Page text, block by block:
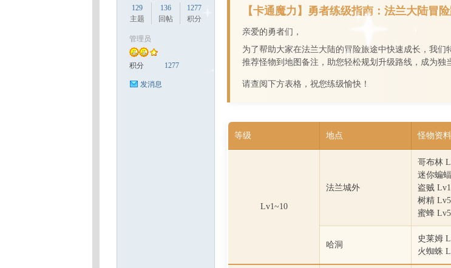
129
主题
136
回帖
1277
积分
管理员
积分 1277
发消息
【卡通魔力】勇者练级指南：法兰大陆冒险
亲爱的勇者们，
为了帮助大家在法兰大陆的冒险旅途中快速成长，我
推荐怪物到地图备注，助您轻松规划升级路线，成为独
请查阅下方表格，祝您练级愉快！
等级 地点 怪物资料
Lv1~10
法兰城外
哥布林
迷你蝙
盗贼
树精
蜜蜂
哈洞
史莱姆
火蜘蛛